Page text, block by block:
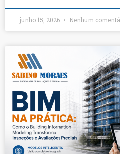
junho 15, 2026 Nenhum